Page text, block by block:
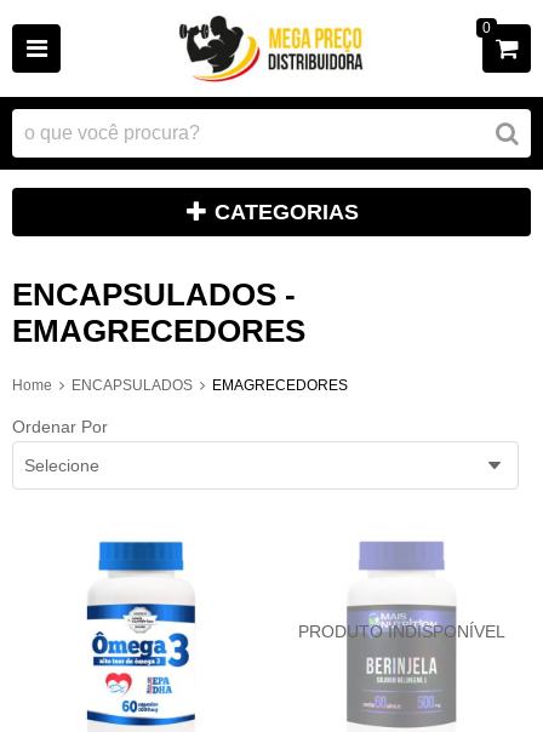
0
CATEGORIAS
ENCAPSULADOS -
EMAGRECEDORES
Home ENCAPSULADOS EMAGRECEDORES
Ordenar Por
Selecione